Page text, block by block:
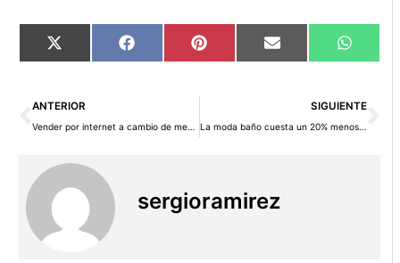
Compartir
en
X
(Twitter)
Compartir
en
Facebook Compartir
en
Pinterest Compartir
en
Email
en
Ant
ANTERIOR
Vender por internet a cambio de menciones en redes sociales
SIGUIENTE
La moda baño cuesta un 20% menos hoy en C&A
sergioramirez